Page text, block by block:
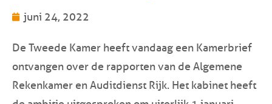
juni 24, 2022
De Tweede Kamer heeft vandaag een Kamerbrief
ontvangen over de rapporten van de Algemene
Rekenkamer en Auditdienst Rijk. Het kabinet heeft